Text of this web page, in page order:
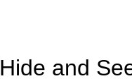
Hide and